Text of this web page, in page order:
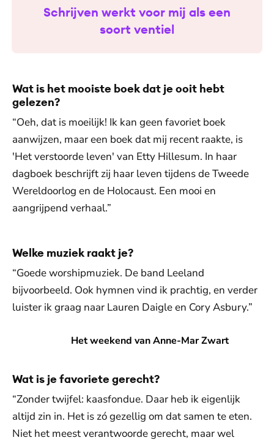
Schrijven werkt voor mij als een
soort ventiel
Wat is het mooiste boek dat je ooit hebt
gelezen?
“Oeh, dat is moeilijk! Ik kan geen favoriet boek
aanwijzen, maar een boek dat mij recent raakte, is
'Het verstoorde leven' van Etty Hillesum. In haar
dagboek beschrijft zij haar leven tijdens de Tweede
Wereldoorlog en de Holocaust. Een mooi en
aangrijpend verhaal.”
Welke muziek raakt je?
“Goede worshipmuziek. De band Leeland
bijvoorbeeld. Ook hymnen vind ik prachtig, en verder
luister ik graag naar Lauren Daigle en Cory Asbury.”
Het weekend van Anne-Mar Zwart
Het weekend van Anne-Mar Zwart
Wat is je favoriete gerecht?
“Zonder twijfel: kaasfondue. Daar heb ik eigenlijk
altijd zin in. Het is zó gezellig om dat samen te eten.
Niet het meest verantwoorde gerecht, maar wel